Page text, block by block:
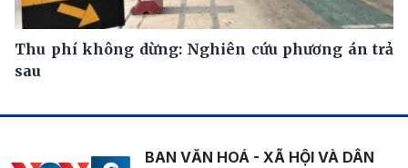
Thu phí không dừng: Nghiên cứu phương án trả
sau
BAN VĂN HOÁ - XÃ HỘI VÀ DÂN